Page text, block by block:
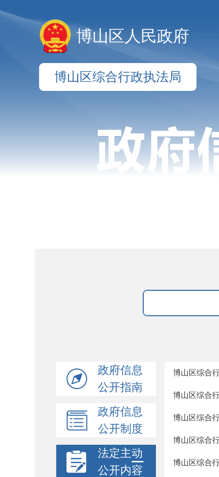
博山区人民政府
博山区综合行政执法局
政府信息
公开指南
政府信息
公开制度
法定主动
公开内容
博山区综合
博山区综合
博山区综合
博山区综合
博山区综合